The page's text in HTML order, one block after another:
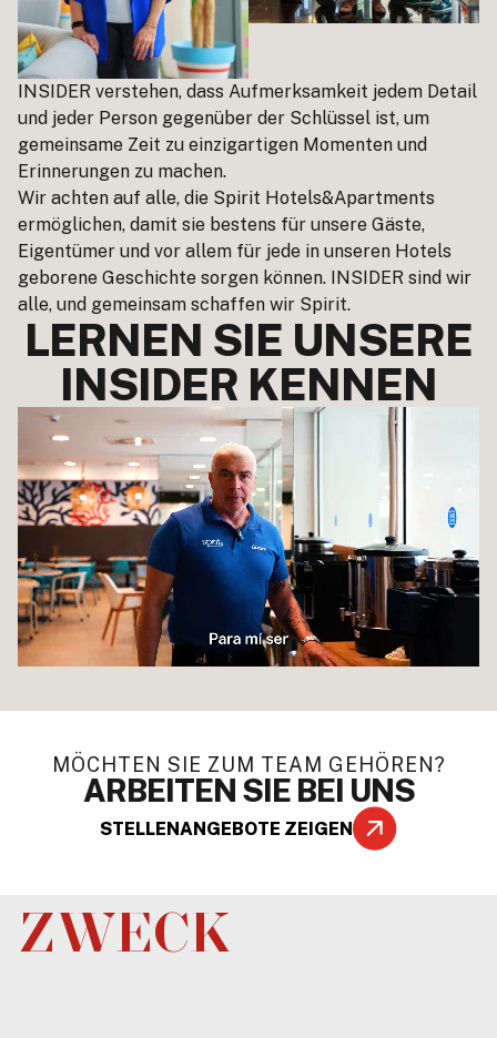
INSIDER verstehen, dass Aufmerksamkeit jedem Detail
und jeder Person gegenüber der Schlüssel ist, um
gemeinsame Zeit zu einzigartigen Momenten und
Erinnerungen zu machen.
Wir achten auf alle, die Spirit Hotels&Apartments
ermöglichen, damit sie bestens für unsere Gäste,
Eigentümer und vor allem für jede in unseren Hotels
geborene Geschichte sorgen können. INSIDER sind wir
alle, und gemeinsam schaffen wir Spirit.
LERNEN SIE UNSERE
INSIDER KENNEN
MÖCHTEN SIE ZUM TEAM GEHÖREN?
ARBEITEN SIE BEI UNS
STELLENANGEBOTE ZEIGEN
ZWECK